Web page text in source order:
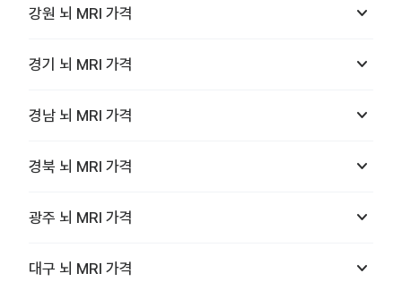
강원 뇌 MRI 가격 keyboard_arrow_down
경기 뇌 MRI 가격 keyboard_arrow_down
경남 뇌 MRI 가격 keyboard_arrow_down
경북 뇌 MRI 가격 keyboard_arrow_down
광주 뇌 MRI 가격 keyboard_arrow_down
대구 뇌 MRI 가격 keyboard_arrow_down